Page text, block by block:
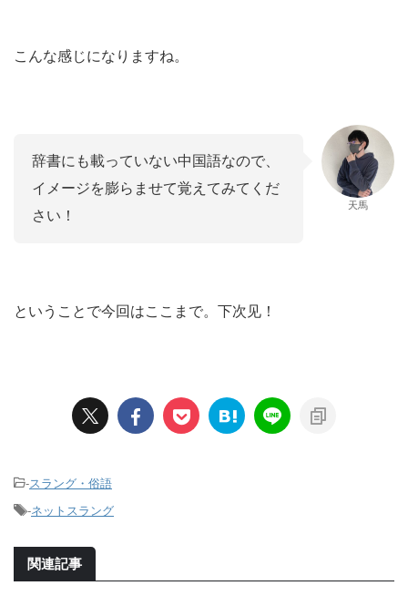
こんな感じになりますね。
辞書にも載っていない中国語なので、
イメージを膨らませて覚えてみてくだ
さい！
天馬
ということで今回はここまで。下次见！
-スラング・俗語
-ネットスラング
関連記事